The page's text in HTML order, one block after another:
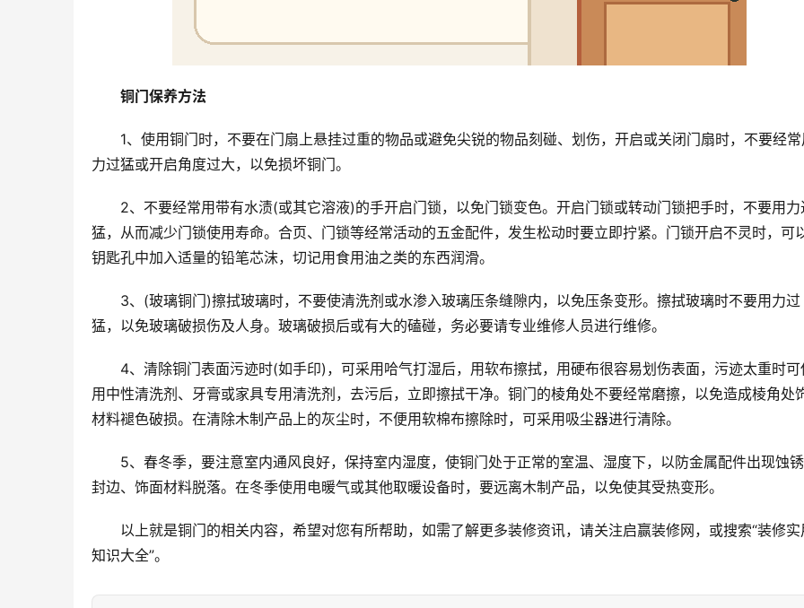
铜门保养方法
1、使用铜门时，不要在门扇上悬挂过重的物品或避免尖锐的物品刻碰、划伤，开启或关闭门扇时，不要经
力过猛或开启角度过大，以免损坏铜门。
2、不要经常用带有水渍(或其它溶液)的手开启门锁，以免门锁变色。开启门锁或转动门锁把手时，不要用力
猛，从而减少门锁使用寿命。合页、门锁等经常活动的五金配件，发生松动时要立即拧紧。门锁开启不灵时，可
钥匙孔中加入适量的铅笔芯沫，切记用食用油之类的东西润滑。
3、(玻璃铜门)擦拭玻璃时，不要使清洗剂或水渗入玻璃压条缝隙内，以免压条变形。擦拭玻璃时不要用力过
猛，以免玻璃破损伤及人身。玻璃破损后或有大的磕碰，务必要请专业维修人员进行维修。
4、清除铜门表面污迹时(如手印)，可采用哈气打湿后，用软布擦拭，用硬布很容易划伤表面，污迹太重时可
用中性清洗剂、牙膏或家具专用清洗剂，去污后，立即擦拭干净。铜门的棱角处不要经常磨擦，以免造成棱角处
材料褪色破损。在清除木制产品上的灰尘时，不便用软棉布擦除时，可采用吸尘器进行清除。
5、春冬季，要注意室内通风良好，保持室内湿度，使铜门处于正常的室温、湿度下，以防金属配件出现蚀
封边、饰面材料脱落。在冬季使用电暖气或其他取暖设备时，要远离木制产品，以免使其受热变形。
以上就是铜门的相关内容，希望对您有所帮助，如需了解更多装修资讯，请关注启赢装修网，或搜索“装修实
知识大全”。